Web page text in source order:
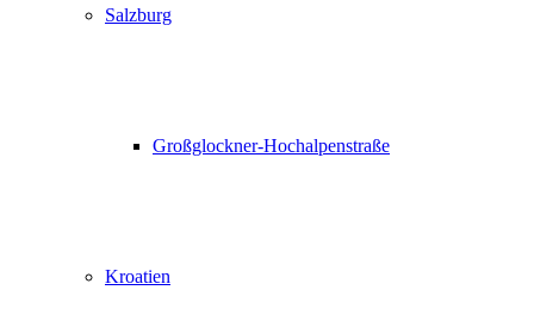
Salzburg
Großglockner-Hochalpenstraße
Kroatien